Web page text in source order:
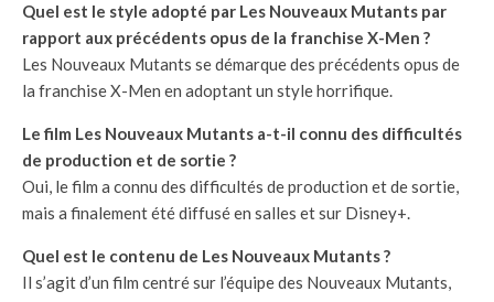
Quel est le style adopté par Les Nouveaux Mutants par
rapport aux précédents opus de la franchise X-Men ?
Les Nouveaux Mutants se démarque des précédents opus de
la franchise X-Men en adoptant un style horrifique.
Le film Les Nouveaux Mutants a-t-il connu des difficultés
de production et de sortie ?
Oui, le film a connu des difficultés de production et de sortie,
mais a finalement été diffusé en salles et sur Disney+.
Quel est le contenu de Les Nouveaux Mutants ?
Il s’agit d’un film centré sur l’équipe des Nouveaux Mutants,